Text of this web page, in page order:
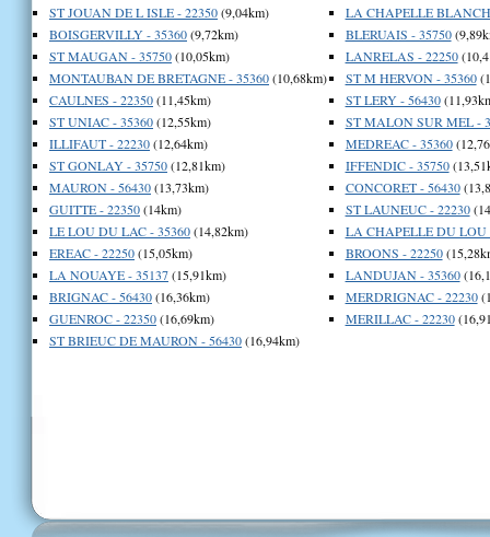
ST JOUAN DE L ISLE - 22350(9,04km)
BOISGERVILLY - 35360(9,72km)
ST MAUGAN - 35750(10,05km)
MONTAUBAN DE BRETAGNE - 35360(10,68km)
CAULNES - 22350(11,45km)
ST UNIAC - 35360(12,55km)
ILLIFAUT - 22230(12,64km)
ST GONLAY - 35750(12,81km)
MAURON - 56430(13,73km)
GUITTE - 22350(14km)
LE LOU DU LAC - 35360(14,82km)
EREAC - 22250(15,05km)
LA NOUAYE - 35137(15,91km)
BRIGNAC - 56430(16,36km)
GUENROC - 22350(16,69km)
ST BRIEUC DE MAURON - 56430(16,94km)
LA CHAPELLE
BLERUAIS - 35750
LANRELAS - 22250
ST M HERVON - 35360
ST LERY - 56430
ST MALON SUR MEL -
MEDREAC - 35360
IFFENDIC - 35750
CONCORET - 56430
ST LAUNEUC - 22230
LA CHAPELLE DU LOU
BROONS - 22250
LANDUJAN - 35360
MERDRIGNAC - 22230
MERILLAC - 22230